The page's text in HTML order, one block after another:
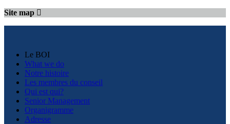
Site map
Le BOI
What we do
Notre histoire
Les membres du conseil
Qui est qui?
Senior Management
Organigramme
Adresse